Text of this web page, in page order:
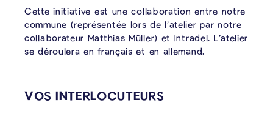
Cette initiative est une collaboration entre notre
commune (représentée lors de l’atelier par notre
collaborateur Matthias Müller) et Intradel. L’atelier
se déroulera en français et en allemand.
CONTENU LIÉ
VOS INTERLOCUTEURS